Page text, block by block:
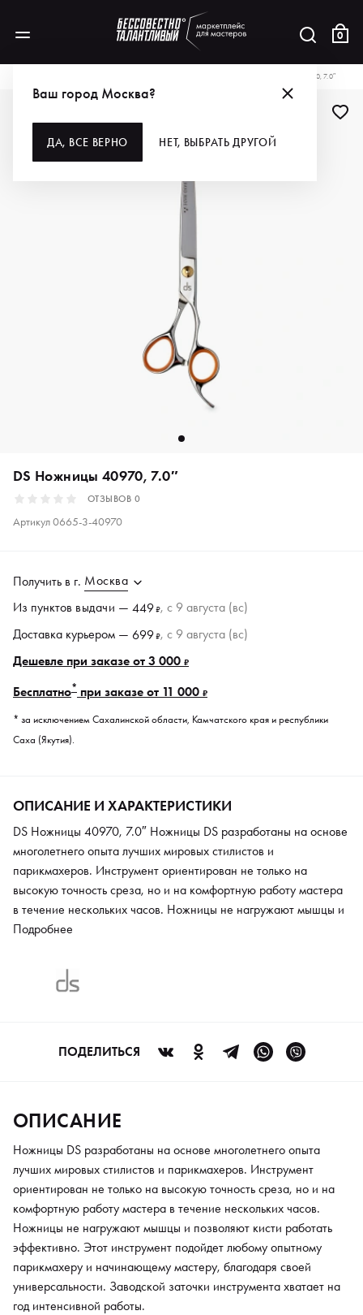
0
Ваш город Москва?
ДА, ВСЕ ВЕРНО НЕТ, ВЫБРАТЬ ДРУГОЙ
DS НОЖНИЦЫ 40970, 7.0″
DS Ножницы 40970, 7.0″
ОТЗЫВОВ 0
Артикул0665-3-40970
Получить в г. Москва
Из пунктов выдачи — 449₽, c 9 августа (вс)
Доставка курьером — 699₽, c 9 августа (вс)
Дешевле при заказе от 3 000 ₽
Бесплатно* при заказе от 11 000 ₽
* за исключением Сахалинской области, Камчатского края и республики
Саха (Якутия).
ОПИСАНИЕ И ХАРАКТЕРИСТИКИ
DS Ножницы 40970, 7.0″ Ножницы DS разработаны на основе
многолетнего опыта лучших мировых стилистов и
парикмахеров. Инструмент ориентирован не только на
высокую точность среза, но и на комфортную работу мастера
в течение нескольких часов. Ножницы не нагружают мышцы и
позволяют кисти работать эффективно. Этот инструмент
мастеру, благодаря своей универсальности. Заводской заточки
инструмента хватает на год интенсивной работы.
Подробнее
ПОДЕЛИТЬСЯ
ОПИСАНИЕ
Ножницы DS разработаны на основе многолетнего опыта
лучших мировых стилистов и парикмахеров. Инструмент
ориентирован не только на высокую точность среза, но и на
комфортную работу мастера в течение нескольких часов.
Ножницы не нагружают мышцы и позволяют кисти работать
эффективно. Этот инструмент подойдет любому опытному
парикмахеру и начинающему мастеру, благодаря своей
универсальности. Заводской заточки инструмента хватает на
год интенсивной работы.